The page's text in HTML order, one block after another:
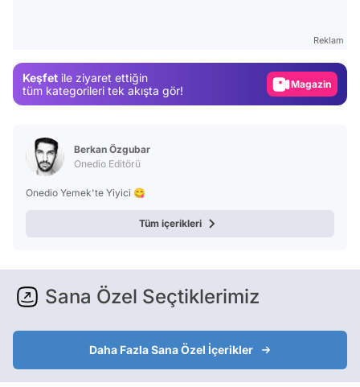
Reklam
Keşfet ile ziyaret ettiğin
tüm kategorileri tek akışta gör!
Magazin
Berkan Özgubar
Onedio Editörü
Onedio Yemek'te Yiyici 😋
Tüm içerikleri
Sana Özel Seçtiklerimiz
Daha Fazla Sana Özel İçerikler